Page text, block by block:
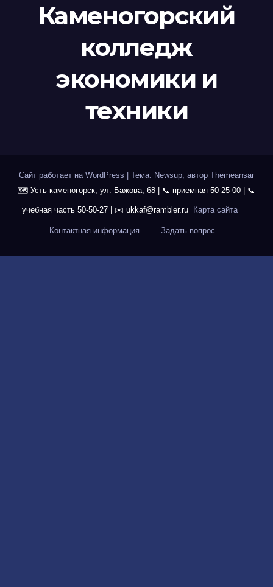
Каменогорский
колледж
экономики и
техники
Сайт работает на WordPress Тема: Newsup, автор Themeansar
Карта сайта
Контактная информация Задать вопрос